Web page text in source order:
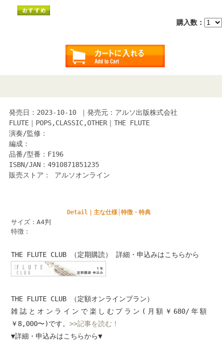
購入数：
発売日：2023-10-10 ｜発売元：アルソ出版株式会社
FLUTE｜POPS,CLASSIC,OTHER｜THE FLUTE
演奏/監修：
編成：
品番/型番：F196
ISBN/JAN：4910871851235
販売ストア： アルソオンライン
Detail｜主な仕様│特徴・特典
サイズ：A4判
特徴：
THE FLUTE CLUB （定期購読） 詳細・申込みはこちらから
THE FLUTE CLUB （定額オンラインプラン）
雑誌とオンラインで楽しむプラン(月額￥680/年額
￥8,000〜)です。>>記事を読む！
▼詳細・申込みはこちらから▼